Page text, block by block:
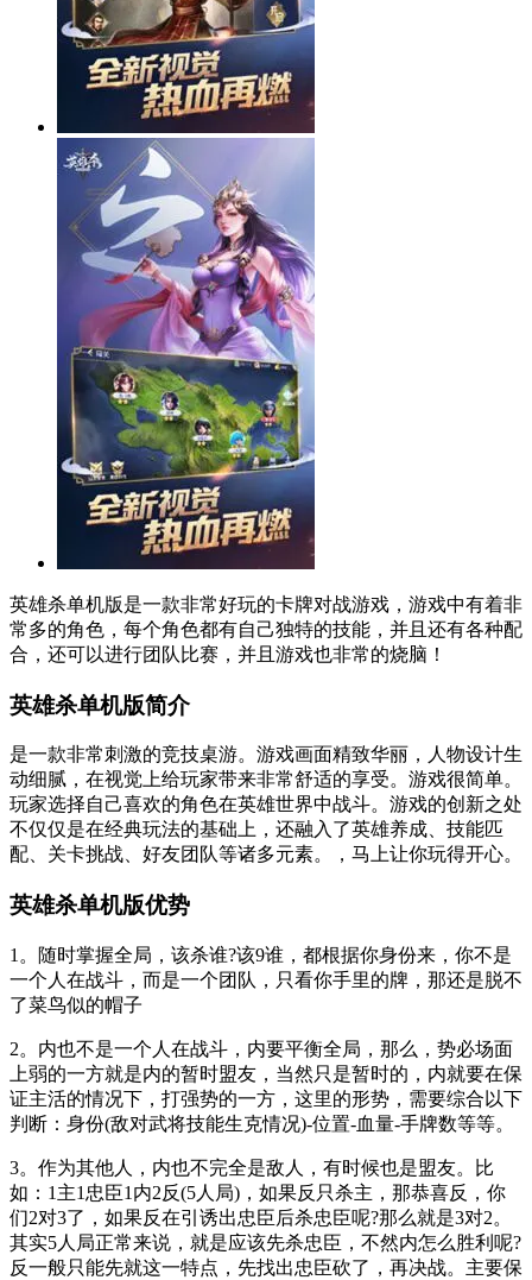
英雄杀单机版是一款非常好玩的卡牌对战游戏，游戏中有着非
常多的角色，每个角色都有自己独特的技能，并且还有各种配
合，还可以进行团队比赛，并且游戏也非常的烧脑！
英雄杀单机版简介
是一款非常刺激的竞技桌游。游戏画面精致华丽，人物设计生
动细腻，在视觉上给玩家带来非常舒适的享受。游戏很简单。
玩家选择自己喜欢的角色在英雄世界中战斗。游戏的创新之处
不仅仅是在经典玩法的基础上，还融入了英雄养成、技能匹
配、关卡挑战、好友团队等诸多元素。，马上让你玩得开心。
英雄杀单机版优势
1。随时掌握全局，该杀谁?该9谁，都根据你身份来，你不是
一个人在战斗，而是一个团队，只看你手里的牌，那还是脱不
了菜鸟似的帽子
2。内也不是一个人在战斗，内要平衡全局，那么，势必场面
上弱的一方就是内的暂时盟友，当然只是暂时的，内就要在保
证主活的情况下，打强势的一方，这里的形势，需要综合以下
判断：身份(敌对武将技能生克情况)-位置-血量-手牌数等等。
3。作为其他人，内也不完全是敌人，有时候也是盟友。比
如：1主1忠臣1内2反(5人局)，如果反只杀主，那恭喜反，你
们2对3了，如果反在引诱出忠臣后杀忠臣呢?那么就是3对2。
其实5人局正常来说，就是应该先杀忠臣，不然内怎么胜利呢?
反一般只能先就这一特点，先找出忠臣砍了，再决战。主要保